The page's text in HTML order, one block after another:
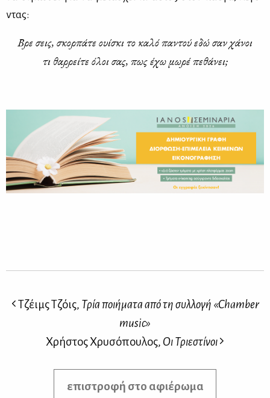
ντας:
Βρε σεις, σκορ­πά­τε ουί­σκι το κα­λό πα­ντού εδώ σαν χά­νοι
τι θαρ­ρεί­τε όλοι σας, πως έχω μω­ρέ πε­θά­νει;
Τζέιμς Τζόις, Τρία ποιήματα από τη συλλογή «Chamber
music»
Χρήστος Χρυσόπουλος, Οι Τριεστίνοι
επιστροφή στο αφιέρωμα